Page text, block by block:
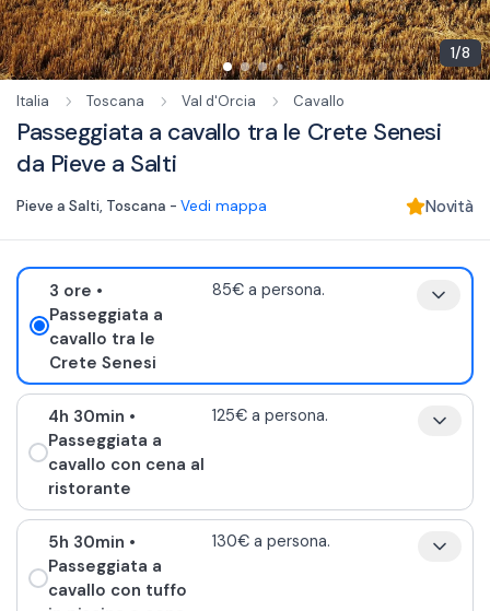
1/8
Italia Toscana Val d'Orcia Cavallo
Passeggiata a cavallo tra le Crete Senesi
da Pieve a Salti
Pieve a Salti, Toscana - Vedi mappa Novità
3 ore •
Passeggiata a
cavallo tra le
Crete Senesi
85€ a persona.
4h 30min •
Passeggiata a
cavallo con cena al
ristorante
125€ a persona.
5h 30min •
Passeggiata a
cavallo con tuffo
130€ a persona.